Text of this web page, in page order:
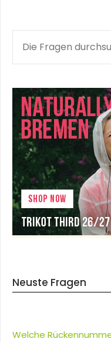
Neuste Fragen
Welche